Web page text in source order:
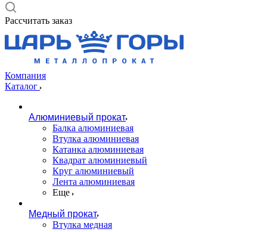
Рассчитать заказ
Компания
Каталог
Алюминиевый прокат
Балка алюминиевая
Втулка алюминиевая
Катанка алюминиевая
Квадрат алюминиевый
Круг алюминиевый
Лента алюминиевая
Еще
Медный прокат
Втулка медная